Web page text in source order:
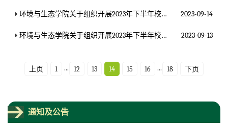
环境与生态学院关于组织开展2023年下半年校级奖学金（研究生）评奖工作的通知 2023-09-14
环境与生态学院关于组织开展2023年下半年校级奖学金（本科生）评奖工作的通知 2023-09-13
上页 1 ... 12 13 14 15 16 ... 18 下页
通知及公告